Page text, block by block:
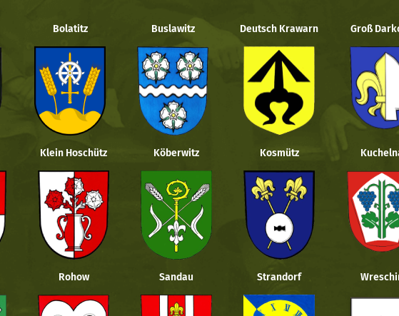
Bolatitz Buslawitz Deutsch Krawarn Groß
Klein Hoschütz Köberwitz Kosmütz
Rohow Sandau Strandorf